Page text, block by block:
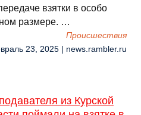
взятки в особо
размере. …
Происшествия
23, 2025 | news.rambler.ru
из Курской